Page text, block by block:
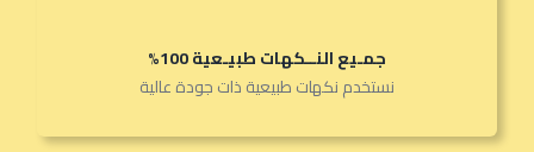
جمـيع النــكهات طبيـعية 100%
نستخدم نكهات طبيعية ذات جودة عالية